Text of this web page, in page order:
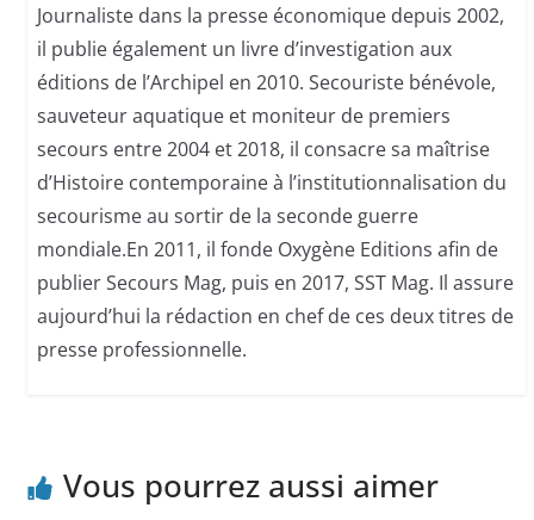
Journaliste dans la presse économique depuis 2002,
il publie également un livre d’investigation aux
éditions de l’Archipel en 2010. Secouriste bénévole,
sauveteur aquatique et moniteur de premiers
secours entre 2004 et 2018, il consacre sa maîtrise
d’Histoire contemporaine à l’institutionnalisation du
secourisme au sortir de la seconde guerre
mondiale.En 2011, il fonde Oxygène Editions afin de
publier Secours Mag, puis en 2017, SST Mag. Il assure
aujourd’hui la rédaction en chef de ces deux titres de
presse professionnelle.
Vous pourrez aussi aimer